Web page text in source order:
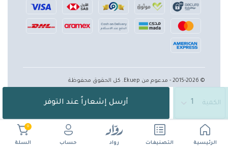
الرئيسية التصنيفات رواد حساب
0
السلة
الكمية أرسل إشعاراً عند التوفر
© 2015-2026 - مدعوم من Ekuep. كل الحقوق محفوظة